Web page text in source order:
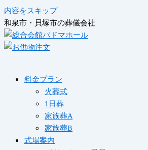
内容をスキップ
和泉市・貝塚市の葬儀会社
料金プラン
火葬式
1日葬
家族葬A
家族葬B
式場案内